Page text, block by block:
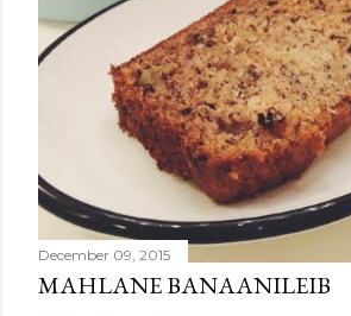
December 09, 2015
MAHLANE BANAANILEIB